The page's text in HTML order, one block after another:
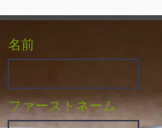
名前
ファーストネーム